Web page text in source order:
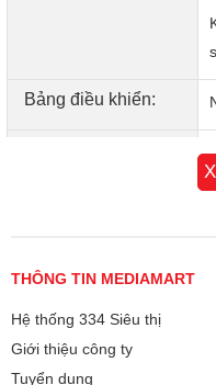
Tùy theo khẩu vị cá
rụm, thơm phức. Dù bạn
Bảng điều khiển:
Bảo hành
Xuất xứ
THÔNG TIN MEDIAMART
Hệ thống 334 Siêu thị
Giới thiệu công ty
Tuyển dụng